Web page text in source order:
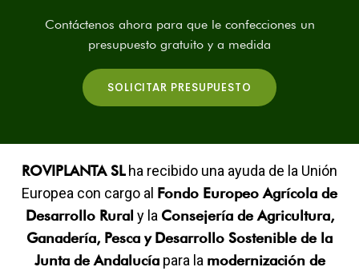
Contáctenos ahora para que le confecciones un
presupuesto gratuito y a medida
SOLICITAR PRESUPUESTO
ROVIPLANTA SLha recibido una ayuda de la Unión
Europea con cargo al Fondo Europeo Agrícola de
Desarrollo Rural y la Consejería de Agricultura,
Ganadería, Pesca y Desarrollo Sostenible de la
Junta de Andalucíapara la modernización de